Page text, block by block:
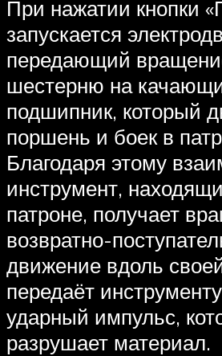
При нажатии кнопки
запускается
передающий
шестерню на
подшипник, который
поршень и боек в
Благодаря этому
инструмент,
патроне, получает
возвратно-
движение вдоль
передаёт
ударный импульс,
разрушает материал.